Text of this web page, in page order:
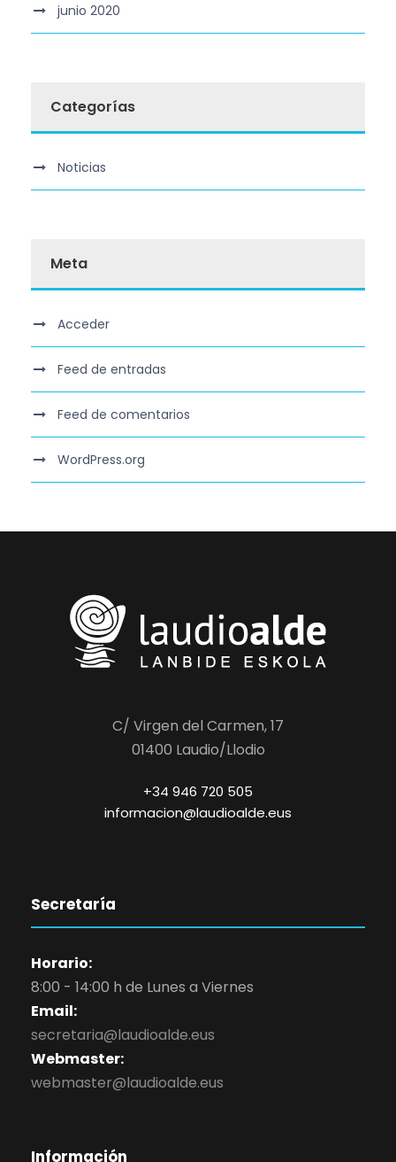
junio 2020
Categorías
Noticias
Meta
Acceder
Feed de entradas
Feed de comentarios
WordPress.org
C/ Virgen del Carmen, 17
01400 Laudio/Llodio
+34 946 720 505
informacion@laudioalde.eus
Secretaría
Horario:
8:00 - 14:00 h de Lunes a Viernes
Email:
secretaria@laudioalde.eus
Webmaster:
webmaster@laudioalde.eus
Información